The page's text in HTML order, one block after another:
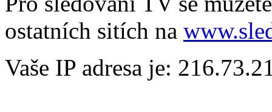
ostatních sitích na
Vaše IP adresa je: